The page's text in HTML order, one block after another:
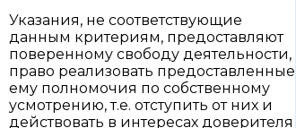
Указания, не соответствующие
данным критериям, предоставляют
поверенному свободу деятельности,
право реализовать предоставленные
ему полномочия по собственному
усмотрению, т.е. отступить от них и
действовать в интересах доверителя